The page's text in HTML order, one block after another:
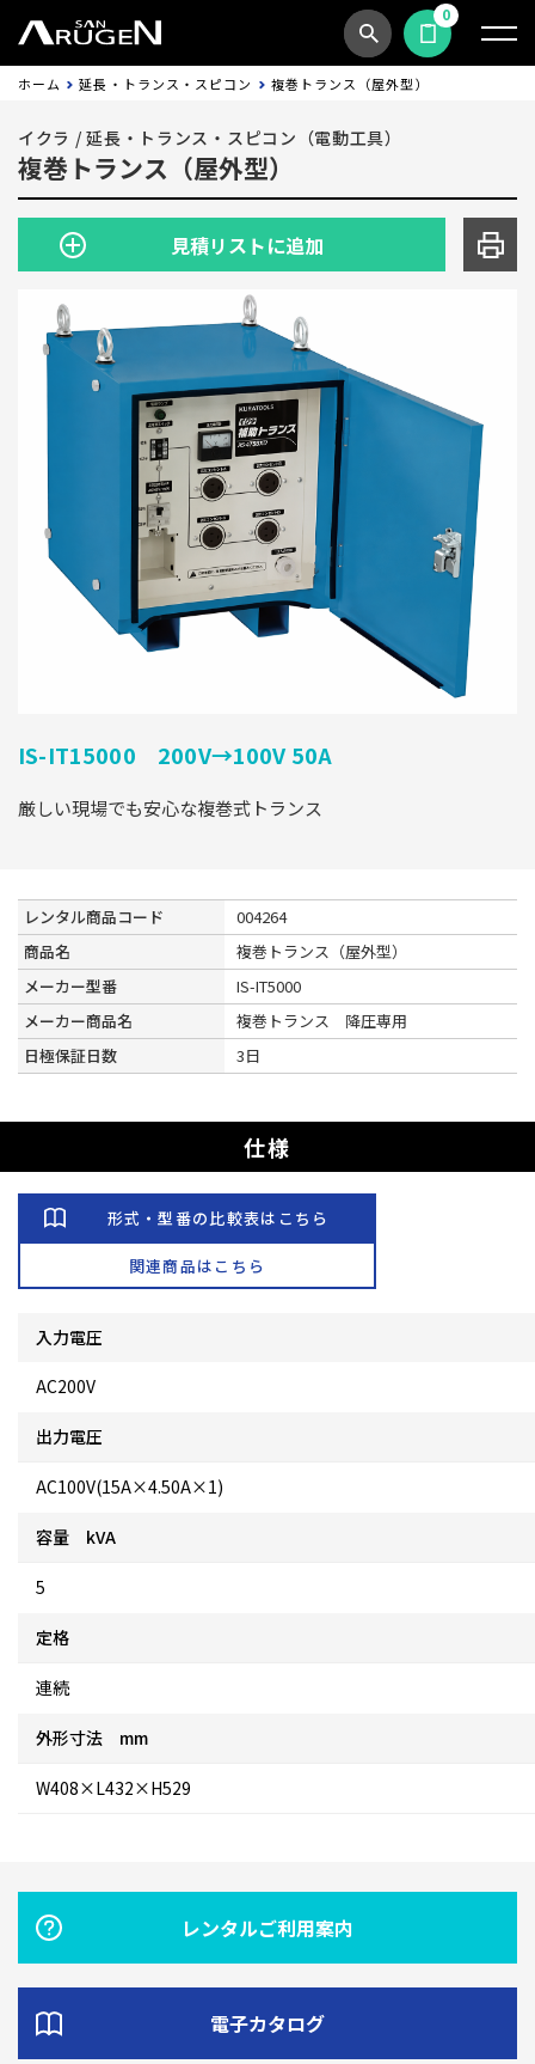
商品検索見積依頼する
0
ホーム 延長・トランス・スピコン 複巻トランス（屋外型）
イクラ /延長・トランス・スピコン（電動工具）
複巻トランス（屋外型）
見積リストに追加
IS-IT15000 200V→100V 50A
厳しい現場でも安心な複巻式トランス
レンタル商品コード
004264
商品名
複巻トランス（屋外型）
メーカー型番
IS-IT5000
メーカー商品名
複巻トランス 降圧専用
日極保証日数
3日
仕様
形式・型番の比較表はこちら
関連商品はこちら
入力電圧
AC200V
出力電圧
AC100V(15A×4.50A×1)
容量 kVA
5
定格
連続
外形寸法 mm
W408×L432×H529
レンタルご利用案内
電子カタログ